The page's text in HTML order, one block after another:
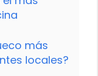
más
locales?